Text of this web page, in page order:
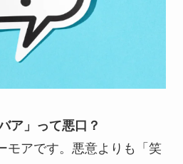
ア」って悪口？
モアです。悪意よりも「笑